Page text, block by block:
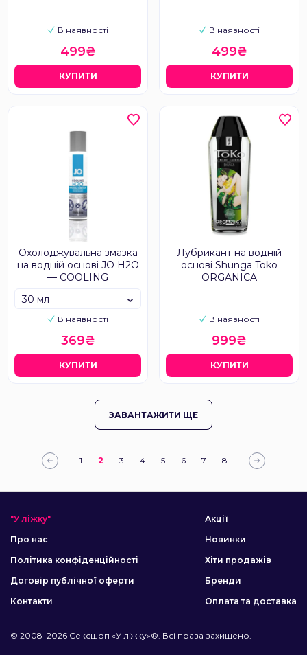
В наявності
499₴
КУПИТИ
В наявності
499₴
КУПИТИ
Охолоджувальна змазка
на водній основі JO H2O
— COOLING
В наявності
30 мл
369₴
КУПИТИ
Лубрикант на водній
основі Shunga Toko
ORGANICA
В наявності
999₴
КУПИТИ
ЗАВАНТАЖИТИ ЩЕ
1 2 3 4 5 6 7 8
"У ліжку"
Про нас
Політика конфіденційності
Договір публічної оферти
Контакти
Акції
Новинки
Хіти продажів
Бренди
Оплата та доставка
© 2008–2026 Сексшоп «У ліжку»®. Всі права захищено.